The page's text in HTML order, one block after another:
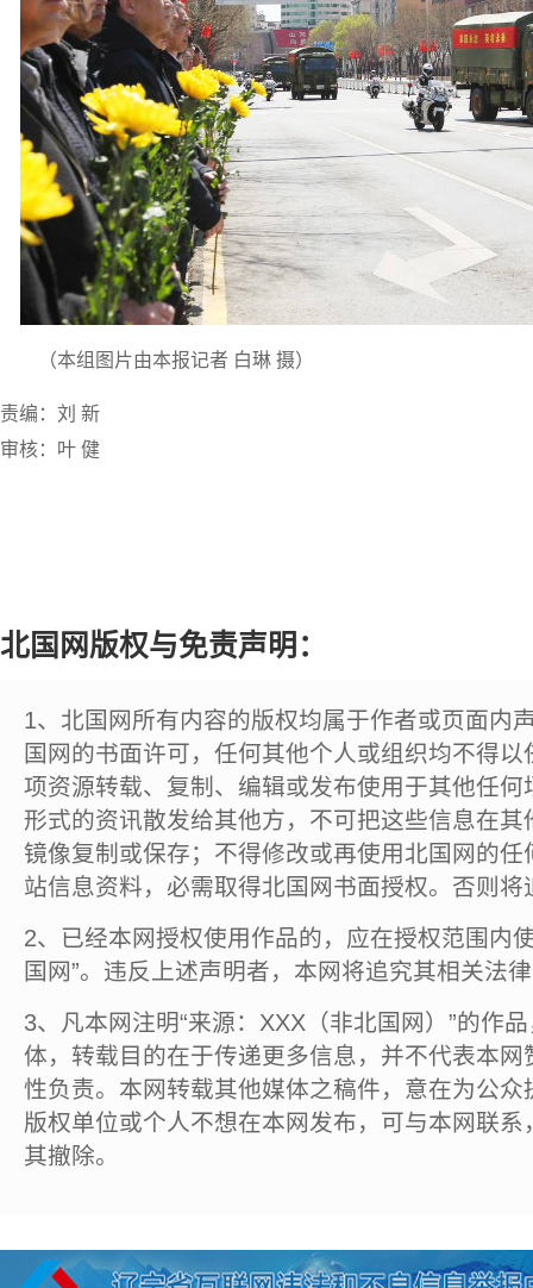
（本组图片由本报记者 白琳 摄）
责编：刘 新
审核：叶 健
北国网版权与免责声明：
1、北国网所有内容的版权均属于作者或页面内
国网的书面许可，任何其他个人或组织均不得
项资源转载、复制、编辑或发布使用于其他任
形式的资讯散发给其他方，不可把这些信息在
镜像复制或保存；不得修改或再使用北国网的
站信息资料，必需取得北国网书面授权。否则将
2、已经本网授权使用作品的，应在授权范围内
国网”。违反上述声明者，本网将追究其相关法
3、凡本网注明“来源：XXX（非北国网）”的作
体，转载目的在于传递更多信息，并不代表本
性负责。本网转载其他媒体之稿件，意在为公
版权单位或个人不想在本网发布，可与本网联
其撤除。